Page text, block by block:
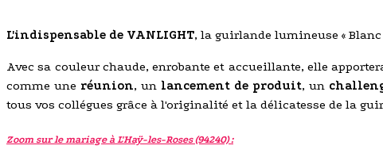
L'indispensable de VANLIGHT, la guirlande lumineuse «
Avec sa couleur chaude, enrobante et accueillante, elle
comme une réunion, un lancement de produit, un
tous vos collégues grâce à l'originalité et la délicatesse de la
Zoom sur le mariage à L'Haÿ-les-Roses (94240) :